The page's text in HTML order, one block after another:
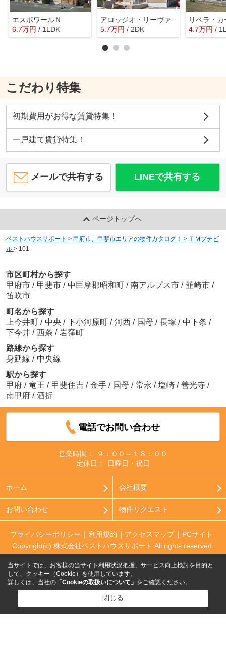
エスポワールＮ
6.7万円 / 1LDK
アロッジオ・リーヴァ
5.7万円 / 2DK
リベラ・カ
4.7万円 /
こだわり特集
初期費用がお得な賃貸特集！
一戸建て賃貸特集！
メールで共有する LINEで共有する
ページトップへ
ベストハウスサポート > 甲府市、甲斐市エリアの物件カタログ！ > ＴＭプチビ
ル > 101
市区町村から探す
甲府市 / 甲斐市 / 中巨摩郡昭和町 / 南アルプス市 / 韮崎市 /
笛吹市
町名から探す
上今井町 / 中央 / 下小河原町 / 河西 / 国母 / 長塚 / 中下条 /
下今井 / 西条 / 岩窪町
路線から探す
身延線 / 中央線
駅から探す
甲府 / 竜王 / 甲斐住吉 / 金手 / 国母 / 常永 / 塩崎 / 善光寺 /
南甲府 / 酒折
電話でお問い合わせ
営業時間：
９：００～１８：００
定休日：
日曜日・祝日
ホーム 会社概要
お問い合わせ 物件リクエスト
プライバシーポリシー 利用規約 アクセスマップ
PCサイト
Copyright(c) 株式会社ベストハウスサポート All rights reserved.
当サイトでは、お客様の当サイト利用状況把握、サービス向上検討を目的と
して、クッキー（Cookie）を使用しています。
詳しくは、当社の 「Cookieの取扱いについて」 をご確認ください。
閉じる